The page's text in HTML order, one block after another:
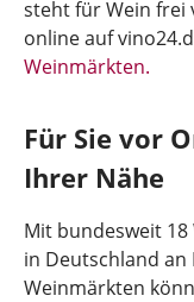
steht für Wein frei
online auf
Weinmärkten.
Für Sie vor
Ihrer Nähe
Mit bundesweit
in Deutschland an
Weinmärkten